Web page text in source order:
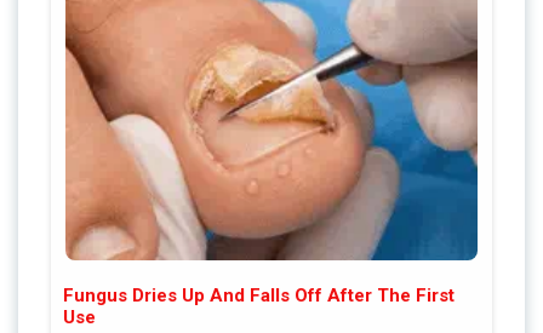
Fungus Dries Up And Falls Off After The First
Use